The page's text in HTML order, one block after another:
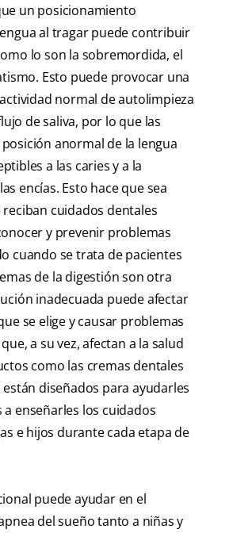
un posicionamiento
al tragar puede contribuir
lo son la sobremordida, el
Esto puede provocar una
normal de autolimpieza
de saliva, por lo que las
anormal de la lengua
a las caries y a la
encías. Esto hace que sea
cuidados dentales
y prevenir problemas
cuando se trata de pacientes
de la digestión son otra
inadecuada puede afectar
se elige y causar problemas
a su vez, afectan a la salud
como las cremas dentales
diseñados para ayudarles
enseñarles los cuidados
e hijos durante cada etapa de
puede ayudar en el
del sueño tanto a niñas y